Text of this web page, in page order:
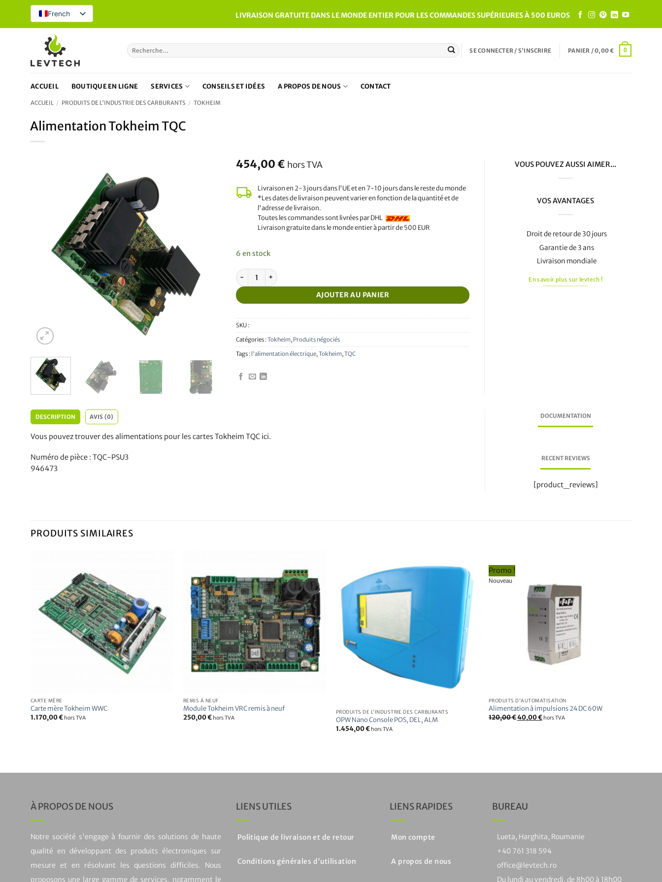
content
French LIVRAISON GRATUITE DANS LE MONDE ENTIER POUR LES COMMANDES SUPÉRIEURES À 500 EUROS
Recherche
pour
SE CONNECTER / S'INSCRIRE PANIER /0,00€ 0
ACCUEIL BOUTIQUE EN LIGNE SERVICES CONSEILS ET IDÉES A PROPOS DE NOUS CONTACT
ACCUEIL / PRODUITS DE L'INDUSTRIE DES CARBURANTS / TOKHEIM
Alimentation Tokheim TQC
454,00 € hors TVA
Livraison en 2-3 jours dans l'UE et en 7-10 jours dans le reste du monde
*Les dates de livraison peuvent varier en fonction de la quantité et de
l'adresse de livraison.
Toutes les commandes sont livrées par DHL
Livraison gratuite dans le monde entier à partir de 500 EUR
6 en stock
quantité de Tokheim TQC Power Supply
AJOUTER AU PANIER
SKU :
Catégories :Tokheim, Produits négociés
Tags : l'alimentation électrique, Tokheim, TQC
VOUS POUVEZ AUSSI AIMER...
VOS AVANTAGES
Droit de retour de 30 jours
Garantie de 3 ans
Livraison mondiale
En savoir plus sur levtech !
DESCRIPTION AVIS (0)
Vous pouvez trouver des alimentations pour les cartes Tokheim TQC ici.
Numéro de pièce : TQC-PSU3
946473
DOCUMENTATION
RECENT REVIEWS
[product_reviews]
PRODUITS SIMILAIRES
CARTE MÈRE
Carte mère Tokheim WWC
1.170,00€ hors TVA
REMIS À NEUF
Module Tokheim VRC remis à neuf
250,00€ hors TVA
PRODUITS DE L'INDUSTRIE DES CARBURANTS
OPW Nano Console POS, DEL, ALM
1.454,00€ hors TVA
Promo !
Nouveau
PRODUITS D'AUTOMATISATION
Alimentation à impulsions 24 DC 60W
120,00€Le
prix
40,00€Le
prix
hors TVA
À PROPOS DE NOUS
Notre société s'engage à fournir des solutions de haute
qualité en développant des produits électroniques sur
mesure et en résolvant les questions difficiles. Nous
proposons une large gamme de services, notamment le
LIENS UTILES
Politique de livraison et de retour
Conditions générales d'utilisation
LIENS RAPIDES
Mon compte
A propos de nous
BUREAU
Lueta, Harghita, Roumanie
+40 761 318 594
office@levtech.ro
Du lundi au vendredi, de 8h00 à 18h00